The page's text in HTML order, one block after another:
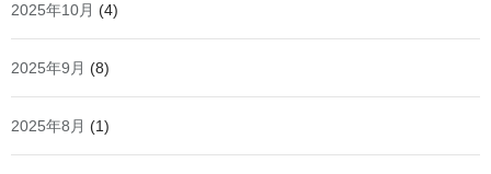
2025年10月 (4)
2025年9月 (8)
2025年8月 (1)